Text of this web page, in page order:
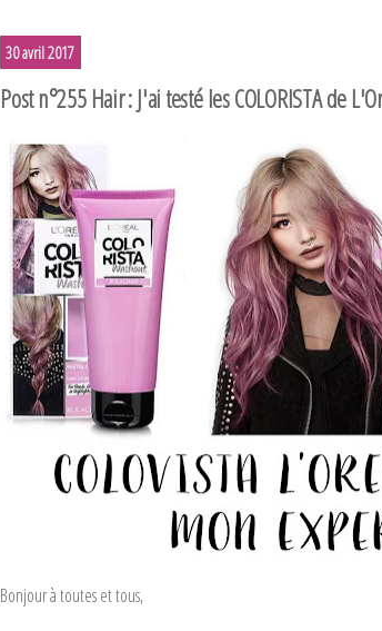
30 avril 2017
Post n°255 Hair : J'ai testé les COLORISTA de
Bonjour à toutes et tous,